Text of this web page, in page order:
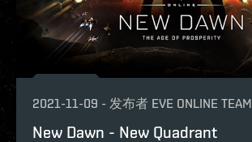
2021-11-09 - 发布者 EVE ONLINE TEAM
New Dawn - New Quadrant